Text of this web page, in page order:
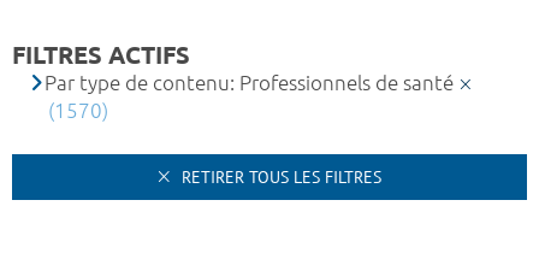
FILTRES ACTIFS
Par type de contenu: Professionnels de santé
(1570)
RETIRER TOUS LES FILTRES